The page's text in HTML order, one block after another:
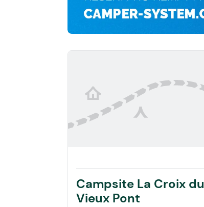
Campsite La Croix du
Vieux Pont